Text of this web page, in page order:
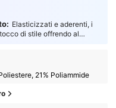
Elasticizzati e aderenti, i
di stile offrendo al
21% Poliammide